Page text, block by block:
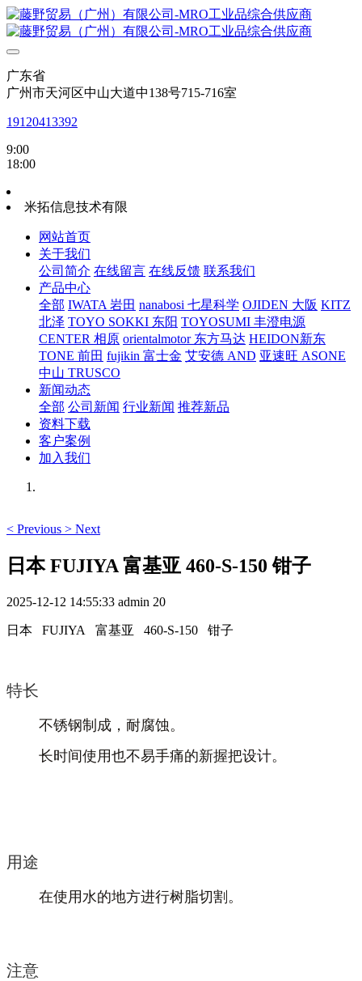
广东省
广州市天河区中山大道中138号715-716室
19120413392
9:00
18:00
米拓信息技术有限
网站首页
关于我们
公司简介 在线留言 在线反馈 联系我们
产品中心
全部 IWATA 岩田 nanabosi 七星科学 OJIDEN 大阪 KITZ
北泽 TOYO SOKKI 东阳 TOYOSUMI 丰澄电源
CENTER 相原 orientalmotor 东方马达 HEIDON新东
TONE 前田 fujikin 富士金 艾安德 AND 亚速旺 ASONE
中山 TRUSCO
新闻动态
全部 公司新闻 行业新闻 推荐新品
资料下载
客户案例
加入我们
< Previous > Next
日本 FUJIYA 富基亚 460-S-150 钳子
2025-12-12 14:55:33 admin 20
日本 FUJIYA 富基亚 460-S-150 钳子
特长
不锈钢制成，耐腐蚀。
长时间使用也不易手痛的新握把设计。
用途
在使用水的地方进行树脂切割。
注意